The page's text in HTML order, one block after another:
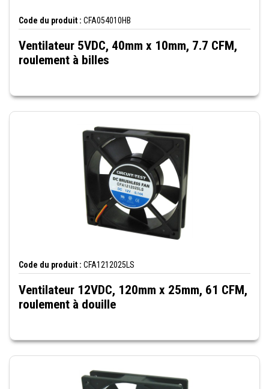
Code du produit : CFA054010HB
Ventilateur 5VDC, 40mm x 10mm, 7.7 CFM,
roulement à billes
Code du produit : CFA1212025LS
Ventilateur 12VDC, 120mm x 25mm, 61 CFM,
roulement à douille